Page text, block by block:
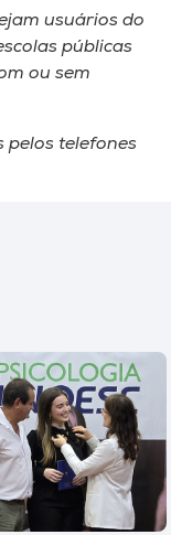
usuários do
públicas
ou sem
pelos telefones